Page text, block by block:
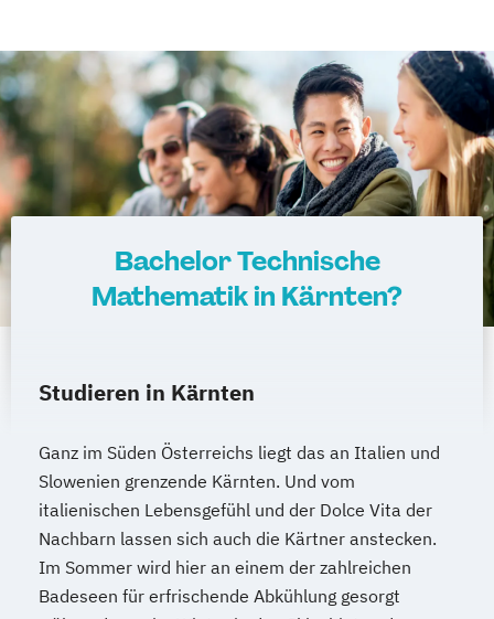
Bachelor Technische
Mathematik in Kärnten?
Studieren in Kärnten
Ganz im Süden Österreichs liegt das an Italien und
Slowenien grenzende Kärnten. Und vom
italienischen Lebensgefühl und der Dolce Vita der
Nachbarn lassen sich auch die Kärtner anstecken.
Im Sommer wird hier an einem der zahlreichen
Badeseen für erfrischende Abkühlung gesorgt